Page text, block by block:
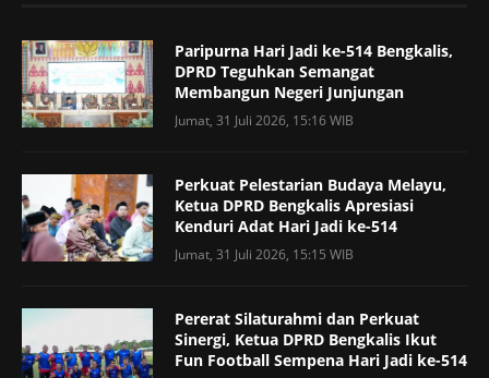
Paripurna Hari Jadi ke-514 Bengkalis,
DPRD Teguhkan Semangat
Membangun Negeri Junjungan
Jumat, 31 Juli 2026, 15:16 WIB
Perkuat Pelestarian Budaya Melayu,
Ketua DPRD Bengkalis Apresiasi
Kenduri Adat Hari Jadi ke-514
Jumat, 31 Juli 2026, 15:15 WIB
Pererat Silaturahmi dan Perkuat
Sinergi, Ketua DPRD Bengkalis Ikut
Fun Football Sempena Hari Jadi ke-514